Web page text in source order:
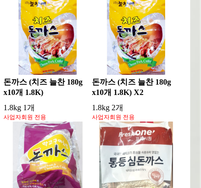
돈까스 (치즈 늘찬 180g
x10개 1.8K)
1.8kg 1개
사업자회원 전용
돈까스 (치즈 늘찬 180g
x10개 1.8K) X2
1.8kg 2개
사업자회원 전용